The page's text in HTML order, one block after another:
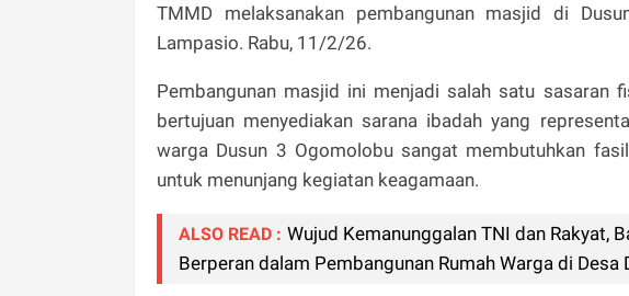
TMMD melaksanakan pembangunan masjid di
Lampasio. Rabu, 11/2/26.
Pembangunan masjid ini menjadi salah satu sasaran
bertujuan menyediakan sarana ibadah yang
warga Dusun 3 Ogomolobu sangat membutuhkan
untuk menunjang kegiatan keagamaan.
ALSO READ : Wujud Kemanunggalan TNI dan Rakyat,
Berperan dalam Pembangunan Rumah Warga di Desa